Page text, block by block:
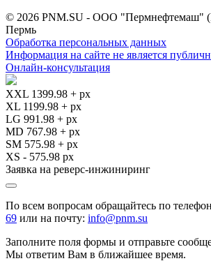
© 2026 PNM.SU - ООО "Пермнефтемаш"
Пермь
Обработка персональных данных
Информация на сайте не является
Онлайн-консультация
XXL 1399.98 + px
XL 1199.98 + px
LG 991.98 + px
MD 767.98 + px
SM 575.98 + px
XS - 575.98 px
Заявка на реверс-инжиниринг
По всем вопросам обращайтесь по
69 или на почту: info@pnm.su
Заполните поля формы и отправьте
Мы ответим Вам в ближайшее время.